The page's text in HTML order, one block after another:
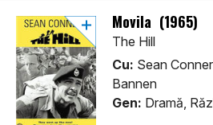
Movila (1965)
The Hill
Cu: Sean
Bannen
Gen: Dramă,